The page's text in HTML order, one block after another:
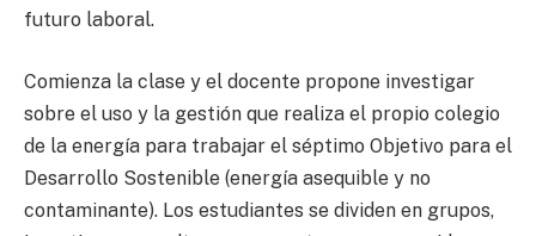
futuro laboral.
Comienza la clase y el docente propone investigar
sobre el uso y la gestión que realiza el propio colegio
de la energía para trabajar el séptimo Objetivo para el
Desarrollo Sostenible (energía asequible y no
contaminante). Los estudiantes se dividen en grupos,